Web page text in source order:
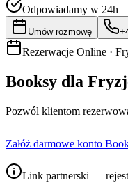
Odpowiadamy w 24h
Umów rozmowę
Rezerwacje Online ·
Booksy dla
Pozwól klientom
Załóż darmowe konto
Link partnerski —